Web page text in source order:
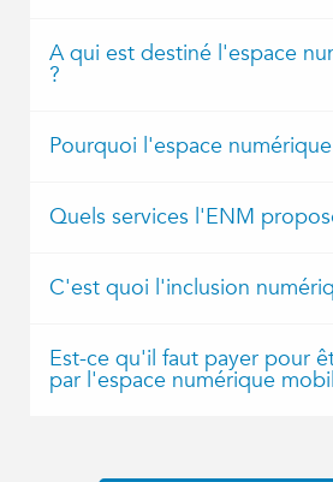
A qui est destiné l'espace
?
Pourquoi l'espace
Quels services l'ENM
C'est quoi l'inclusion
Est-ce qu'il faut payer pour
par l'espace numérique